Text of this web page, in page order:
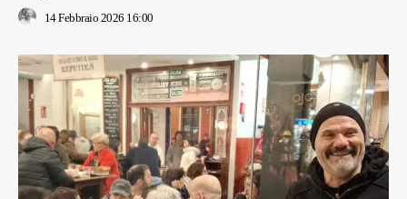
14 Febbraio 2026 16:00